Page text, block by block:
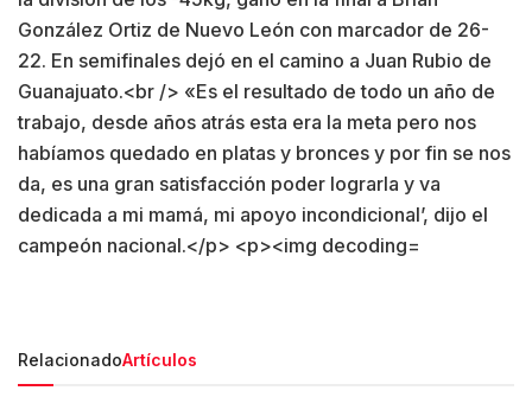
RelacionadoArtículos